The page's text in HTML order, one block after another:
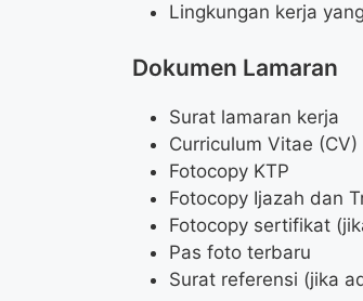
Lingkungan kerja
Dokumen Lamaran
Surat lamaran kerja
Curriculum Vitae (CV)
Fotocopy KTP
Fotocopy Ijazah dan
Fotocopy sertifikat
Pas foto terbaru
Surat referensi (jika